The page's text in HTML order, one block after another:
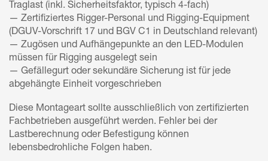
Traglast (inkl. Sicherheitsfaktor, typisch 4-fach)
— Zertifiziertes Rigger-Personal und Rigging-Equipment
(DGUV-Vorschrift 17 und BGV C1 in Deutschland relevant)
— Zugösen und Aufhängepunkte an den LED-Modulen
müssen für Rigging ausgelegt sein
— Gefällegurt oder sekundäre Sicherung ist für jede
abgehängte Einheit vorgeschrieben
Diese Montageart sollte ausschließlich von zertifizierten
Fachbetrieben ausgeführt werden. Fehler bei der
Lastberechnung oder Befestigung können
lebensbedrohliche Folgen haben.